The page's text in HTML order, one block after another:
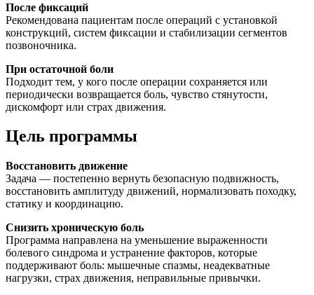
После фиксаций
Рекомендована пациентам после операций с установкой
конструкций, систем фиксации и стабилизации сегментов
позвоночника.
При остаточной боли
Подходит тем, у кого после операции сохраняется или
периодически возвращается боль, чувство стянутости,
дискомфорт или страх движения.
Цель программы
Восстановить движение
Задача — постепенно вернуть безопасную подвижность,
восстановить амплитуду движений, нормализовать походку,
статику и координацию.
Снизить хроническую боль
Программа направлена на уменьшение выраженности
болевого синдрома и устранение факторов, которые
поддерживают боль: мышечные спазмы, неадекватные
нагрузки, страх движения, неправильные привычки.